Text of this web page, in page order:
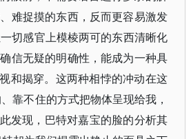
难捉摸的东西，反而更容易激发
切感官上模棱两可的东西清晰化
信无疑的明确性，能成为一种具
和揭穿。这两种相悖的冲动在这
靠不住的方式把物体呈现给我，
发现，巴特对嘉宝的脸的分析其